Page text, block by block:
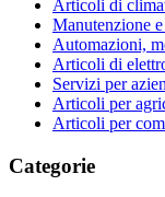
Articoli di
Manutenzione
Automazioni,
Articoli di
Servizi per
Articoli per
Articoli per
Categorie